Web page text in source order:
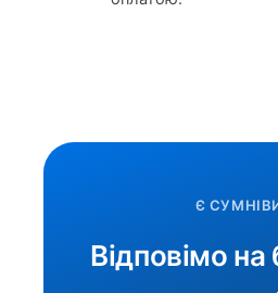
Є
Відповімо